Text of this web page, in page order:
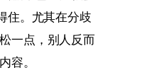
住。尤其在分歧
一点，别人反而
容。